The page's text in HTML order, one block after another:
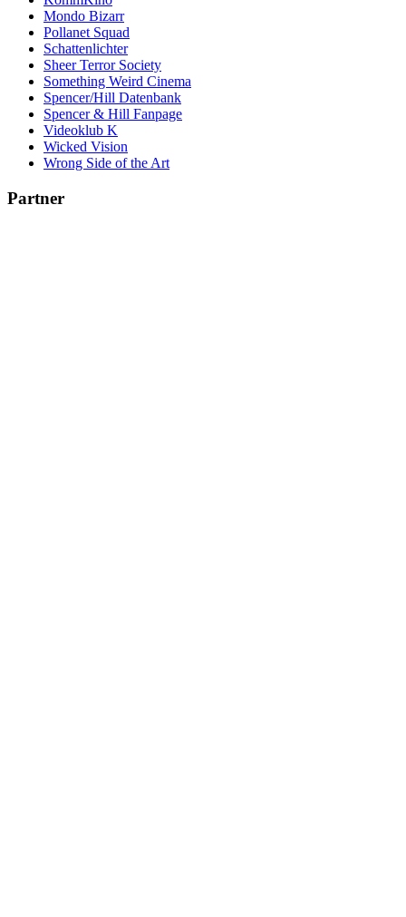
Mondo Bizarr
Pollanet Squad
Schattenlichter
Sheer Terror Society
Something Weird Cinema
Spencer/Hill Datenbank
Spencer & Hill Fanpage
Videoklub K
Wicked Vision
Wrong Side of the Art
Partner